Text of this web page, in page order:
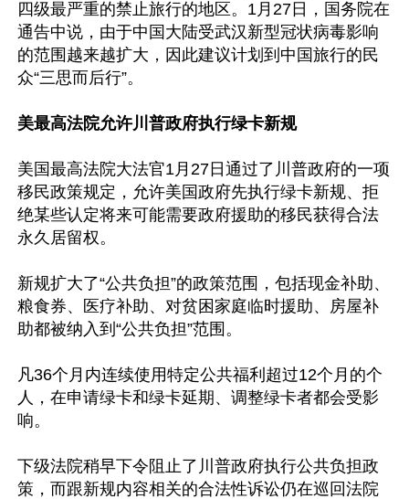
四级最严重的禁止旅行的地区。1月27日，国务院在
通告中说，由于中国大陆受武汉新型冠状病毒影响
的范围越来越扩大，因此建议计划到中国旅行的民
众“三思而后行”。
美最高法院允许川普政府执行绿卡新规
美国最高法院大法官1月27日通过了川普政府的一项
移民政策规定，允许美国政府先执行绿卡新规、拒
绝某些认定将来可能需要政府援助的移民获得合法
永久居留权。
新规扩大了“公共负担”的政策范围，包括现金补助、
粮食券、医疗补助、对贫困家庭临时援助、房屋补
助都被纳入到“公共负担”范围。
凡36个月内连续使用特定公共福利超过12个月的个
人，在申请绿卡和绿卡延期、调整绿卡者都会受影
响。
下级法院稍早下令阻止了川普政府执行公共负担政
策，而跟新规内容相关的合法性诉讼仍在巡回法院